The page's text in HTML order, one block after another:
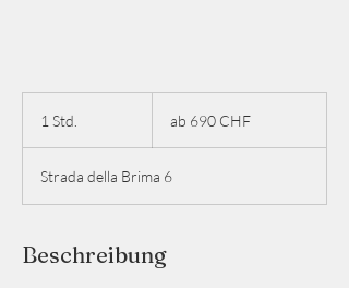
1 Std.
d
CHFab 690 CHF
Strada della Brima 6
Beschreibung